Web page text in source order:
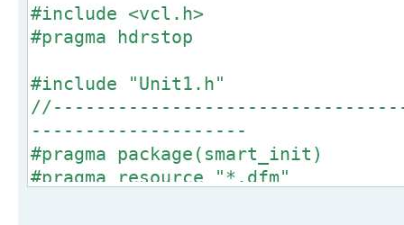
#include <vcl.h>
#pragma hdrstop
#include "Unit1.h"
--------------------
#pragma package(smart_init)
#pragma resource "*.dfm"